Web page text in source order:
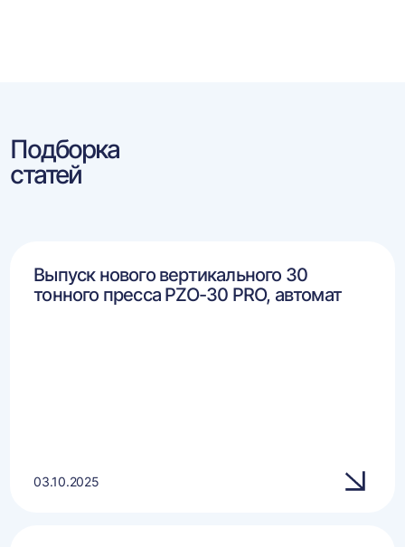
Подборка
статей
Выпуск нового вертикального 30
тонного пресса PZO-30 PRO, автомат
03.10.2025